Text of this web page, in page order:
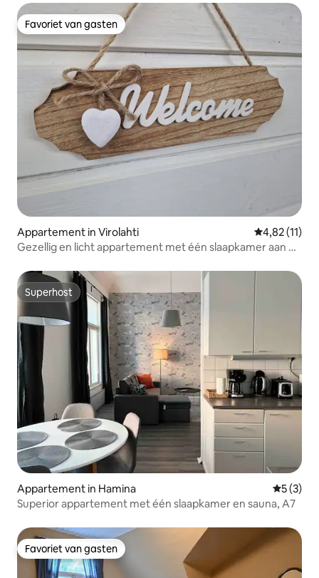
Favoriet van gasten
Favoriet van gasten
Appartement in Virolahti Gemiddelde
4,82 (11)
Gezellig en licht appartement met één slaapkamer aan de
Superhost
Superhost
Appartement in Hamina
5 (3)
Superior appartement met één slaapkamer en sauna, A7
Favoriet van gasten
Favoriet van gasten